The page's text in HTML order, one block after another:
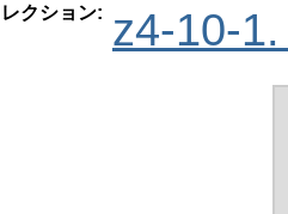
クション: z4-10-